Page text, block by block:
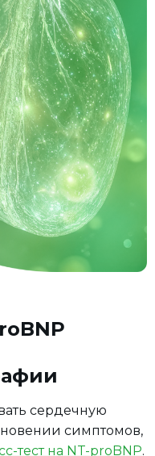
сердечную
симптомов,
тест на NT-proBNP.